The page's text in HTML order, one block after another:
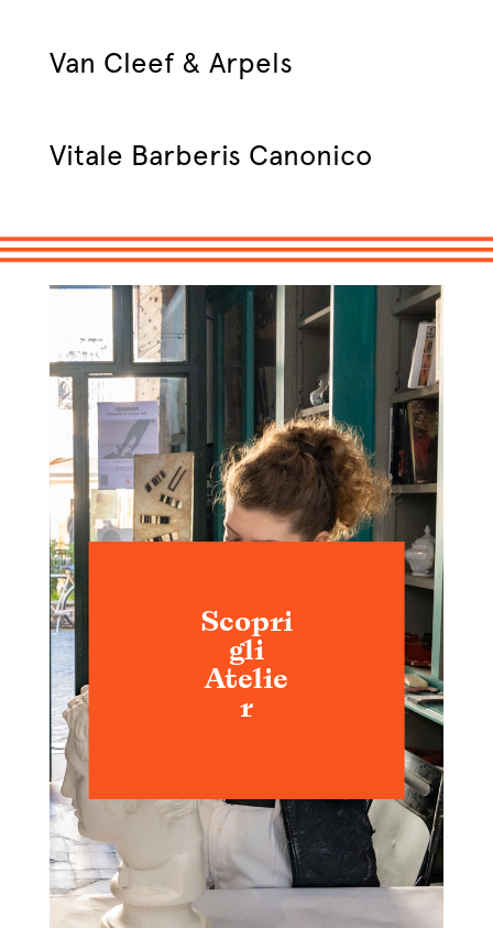
Van Cleef & Arpels
Vitale Barberis Canonico
Scopri
gli
Atelie
r